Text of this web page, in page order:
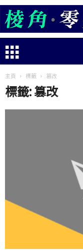
主頁 標籤 篡改
標籤: 篡改